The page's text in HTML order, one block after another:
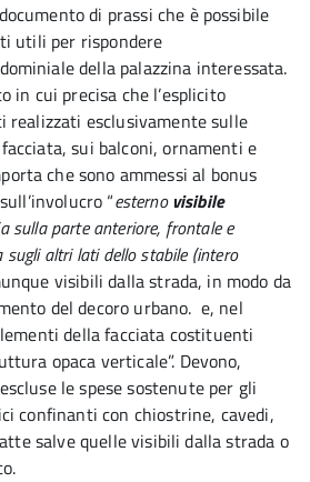
di prassi che è possibile
utili per rispondere
della palazzina interessata.
in cui precisa che l’esplicito
esclusivamente sulle
sui balconi, ornamenti e
che sono ammessi al bonus
“esterno visibile
sulla parte anteriore, frontale e
sugli altri lati dello stabile (intero
visibili dalla strada, in modo da
del decoro urbano. e, nel
della facciata costituenti
opaca verticale”. Devono,
le spese sostenute per gli
confinanti con chiostrine, cavedi,
salve quelle visibili dalla strada o